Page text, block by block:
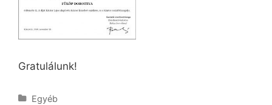
Gratulálunk!
Kategória
Egyéb